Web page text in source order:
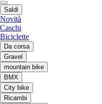
Saldi
Novità
Caschi
Biciclette
Da corsa
Gravel
mountain bike
BMX
City bike
Ricambi